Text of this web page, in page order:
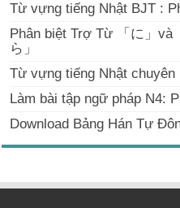
Từ vựng tiếng Nhật BJT :
Phân biệt Trợ Từ 「に」và
ら」
Từ vựng tiếng Nhật chuyên
Làm bài tập ngữ pháp N4:
Download Bảng Hán Tự